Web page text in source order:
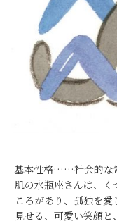
基本性格……社会的な
肌の水瓶座さんは、く
ころがあり、孤独を
見せる、可愛い笑顔